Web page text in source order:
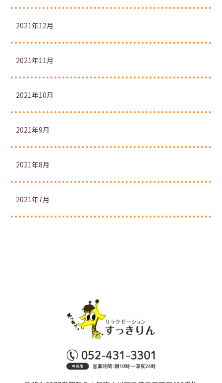
2021年12月
2021年11月
2021年10月
2021年9月
2021年8月
2021年7月